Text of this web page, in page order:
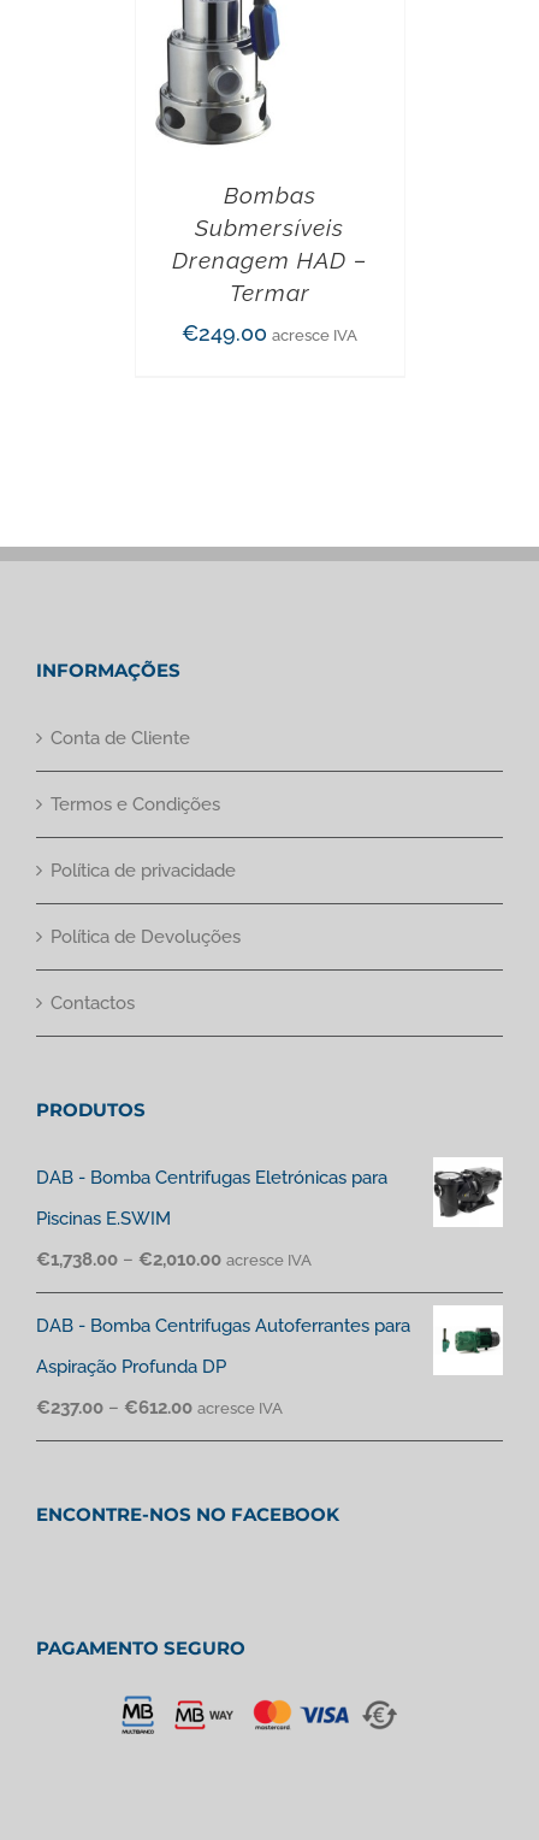
Bombas
Submersíveis
Drenagem HAD –
Termar
€249.00 acresce IVA
INFORMAÇÕES
Conta de Cliente
Termos e Condições
Política de privacidade
Política de Devoluções
Contactos
PRODUTOS
DAB - Bomba Centrifugas Eletrónicas para
Piscinas E.SWIM
€1,738.00 – €2,010.00 acresce IVA
DAB - Bomba Centrifugas Autoferrantes para
Aspiração Profunda DP
€237.00 – €612.00 acresce IVA
ENCONTRE-NOS NO FACEBOOK
PAGAMENTO SEGURO